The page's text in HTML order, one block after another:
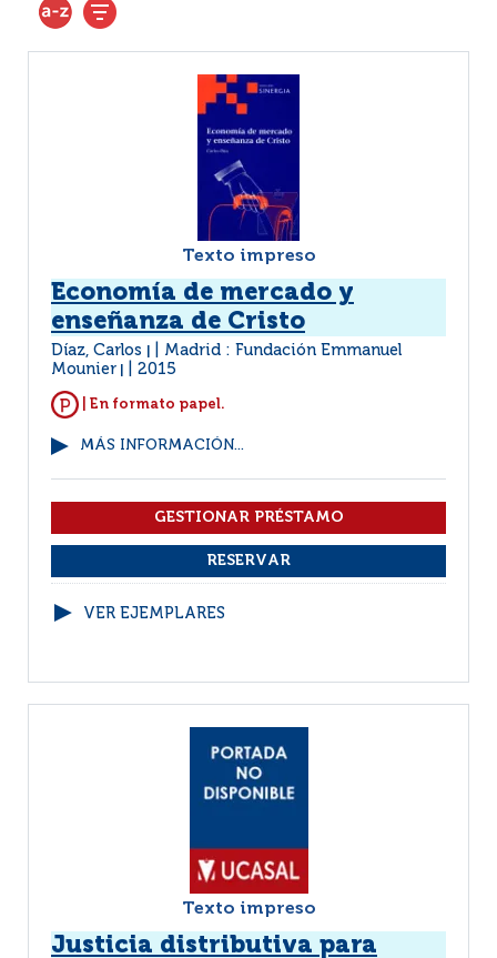
Texto impreso
Economía de mercado y
enseñanza de Cristo
Díaz, Carlos
Madrid : Fundación Emmanuel
Mounier
2015
| En formato papel.
MÁS INFORMACIÓN...
VER EJEMPLARES
Texto impreso
Justicia distributiva para